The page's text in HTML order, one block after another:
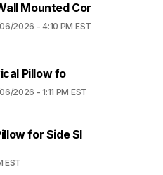
Mounted Cor
2026 - 4:10 PM EST
Pillow fo
2026 - 1:11 PM EST
for Side Sl
EST